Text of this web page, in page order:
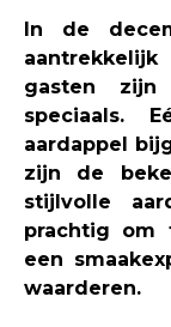
In de
gasten
speciaals.
aardappel
zijn de
stijlvolle
prachtig om
een
waarderen.